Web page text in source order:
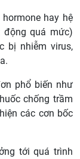
hay hệ
động quá mức)
bị nhiễm virus,
phổ biến như
chống trầm
các cơn bốc
tới quá trình